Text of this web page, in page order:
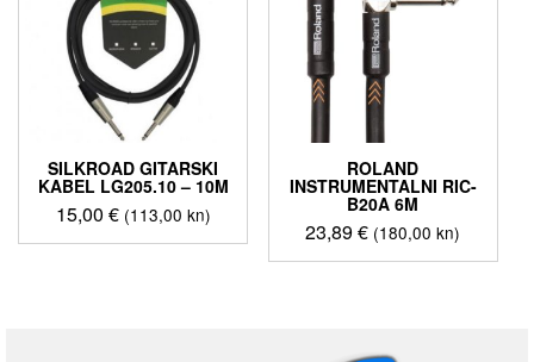
SILKROAD GITARSKI
KABEL LG205.10 – 10M
15,00 € (113,00 kn)
ROLAND
INSTRUMENTALNI RIC-
B20A 6M
23,89€ (180,00 kn)